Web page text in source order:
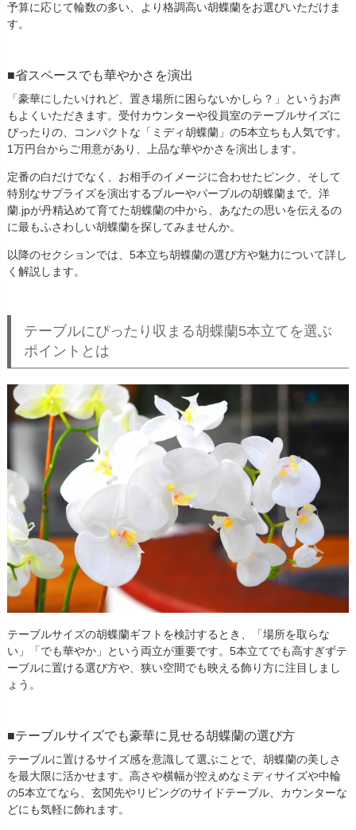
予算に応じて輪数の多い、より格調高い胡蝶蘭をお選びいただけま
す。
省スペースでも華やかさを演出
「豪華にしたいけれど、置き場所に困らないかしら？」というお声
もよくいただきます。受付カウンターや役員室のテーブルサイズに
ぴったりの、コンパクトな「ミディ胡蝶蘭」の5本立ちも人気です。
1万円台からご用意があり、上品な華やかさを演出します。
定番の白だけでなく、お相手のイメージに合わせたピンク、そして
特別なサプライズを演出するブルーやパープルの胡蝶蘭まで。洋
蘭.jpが丹精込めて育てた胡蝶蘭の中から、あなたの思いを伝えるの
に最もふさわしい胡蝶蘭を探してみませんか。
以降のセクションでは、5本立ち胡蝶蘭の選び方や魅力について詳し
く解説します。
テーブルにぴったり収まる胡蝶蘭5本立てを選ぶ
ポイントとは
テーブルサイズの胡蝶蘭ギフトを検討するとき、「場所を取らな
い」「でも華やか」という両立が重要です。5本立てでも高すぎずテ
ーブルに置ける選び方や、狭い空間でも映える飾り方に注目しまし
ょう。
テーブルサイズでも豪華に見せる胡蝶蘭の選び方
テーブルに置けるサイズ感を意識して選ぶことで、胡蝶蘭の美しさ
を最大限に活かせます。高さや横幅が控えめなミディサイズや中輪
の5本立てなら、玄関先やリビングのサイドテーブル、カウンターな
どにも気軽に飾れます。